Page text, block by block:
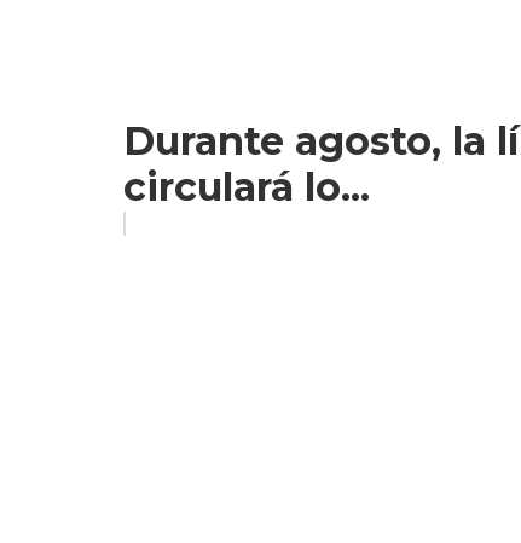
Durante agosto, la
circulará lo...